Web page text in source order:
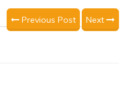
Previous Post Next